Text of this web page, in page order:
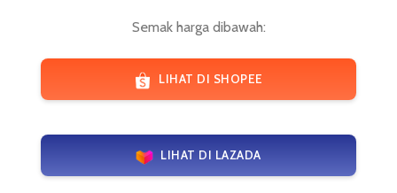
Semak harga dibawah:
LIHAT DI SHOPEE
LIHAT DI LAZADA